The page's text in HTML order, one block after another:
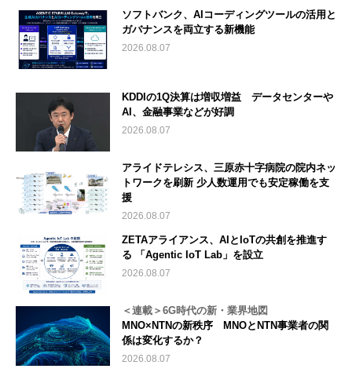
ソフトバンク、AIコーディングツールの活用と
ガバナンスを両立する新機能
2026.08.07
KDDIの1Q決算は増収増益 データセンターや
AI、金融事業などが好調
2026.08.07
アライドテレシス、三原赤十字病院の院内ネッ
トワークを刷新 少人数運用でも安定稼働を支
援
2026.08.07
ZETAアライアンス、AIとIoTの共創を推進す
る 「Agentic IoT Lab」を設立
2026.08.07
＜連載＞6G時代の新・業界地図
MNO×NTNの新秩序 MNOとNTN事業者の関
係は変化するか？
2026.08.07